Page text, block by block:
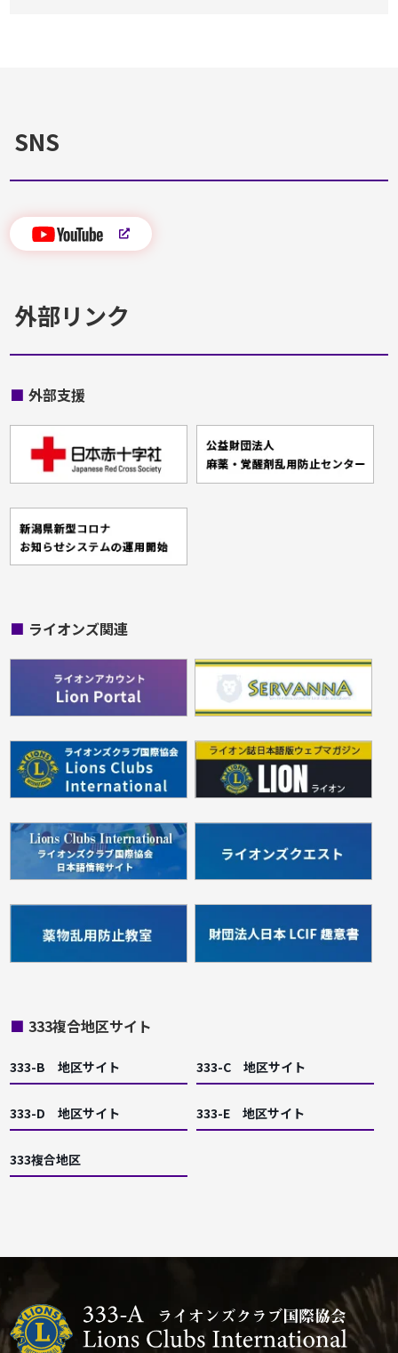
SNS
外部リンク
■ 外部支援
■ ライオンズ関連
■ 333複合地区サイト
333-B 地区サイト 333-C 地区サイト
333-D 地区サイト 333-E 地区サイト
333複合地区